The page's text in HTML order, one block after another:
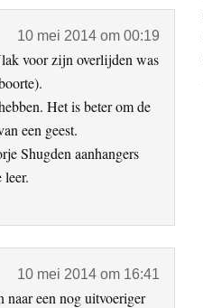
10 mei 2014 om 00:19
voor zijn overlijden was
Het is beter om de
een geest.
Shugden aanhangers
10 mei 2014 om 16:41
een nog uitvoeriger